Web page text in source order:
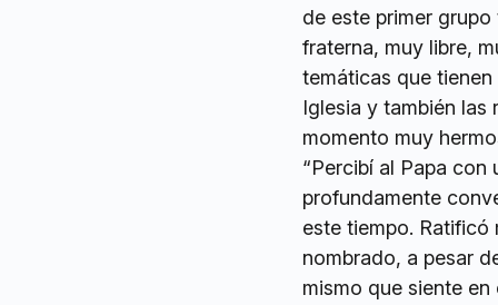
de este primer
fraterna, muy libre,
temáticas que
Iglesia y también las
momento muy
“Percibí al Papa
profundamente
este tiempo. Ratificó
nombrado, a pesar
mismo que siente